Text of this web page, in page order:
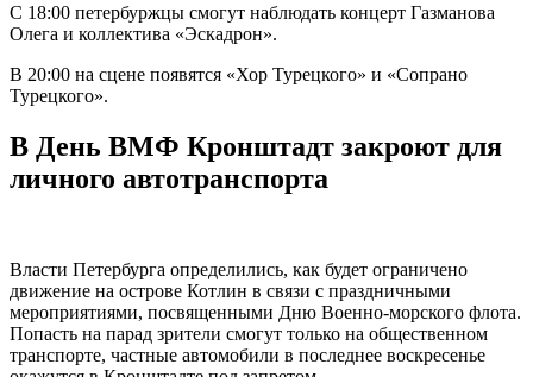
С 18:00 петербуржцы смогут наблюдать концерт Газманова
Олега и коллектива «Эскадрон».
В 20:00 на сцене появятся «Хор Турецкого» и «Сопрано
Турецкого».
В День ВМФ Кронштадт закроют для
личного автотранспорта
Власти Петербурга определились, как будет ограничено
движение на острове Котлин в связи с праздничными
мероприятиями, посвященными Дню Военно-морского флота.
Попасть на парад зрители смогут только на общественном
транспорте, частные автомобили в последнее воскресенье